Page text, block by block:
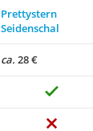
Prettystern
Seidenschal
ca. 28 €